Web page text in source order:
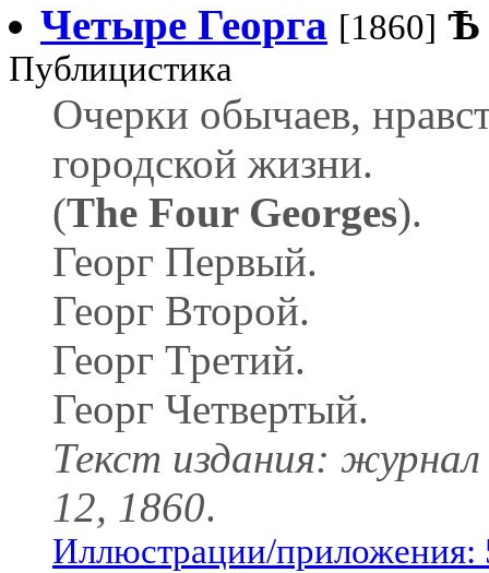
Четыре Георга [1860] Ѣ
Публицистика
Очерки обычаев,
городской жизни.
(The Four Georges).
Георг Первый.
Георг Второй.
Георг Третий.
Георг Четвертый.
Текст издания:
12, 1860.
Иллюстрации/приложения: